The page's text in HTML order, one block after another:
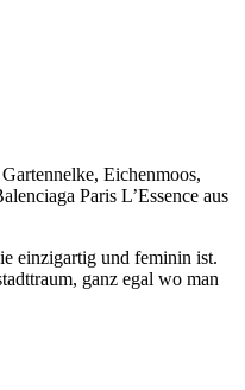
Eichenmoos,
Paris L’Essence aus
einzigartig und feminin ist.
ganz egal wo man